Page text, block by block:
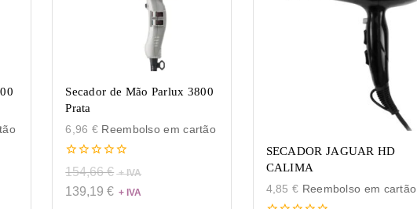
Secador de Mão Parlux 3800
Prata
6,96 € Reembolso em cartão
0
de
5
154,66€
139,19€
SECADOR JAGUAR HD
CALIMA
4,85 € Reembolso em cartão